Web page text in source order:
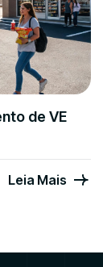
de VE
Leia Mais